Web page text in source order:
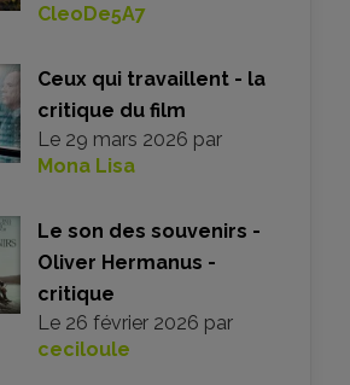
CleoDe5A7
Ceux qui travaillent - la
critique du film
Le 29 mars 2026 par
Mona Lisa
Le son des souvenirs -
Oliver Hermanus -
critique
Le 26 février 2026 par
ceciloule